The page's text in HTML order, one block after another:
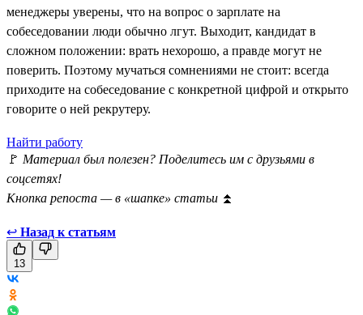
менеджеры уверены, что на вопрос о зарплате на
собеседовании люди обычно лгут. Выходит, кандидат в
сложном положении: врать нехорошо, а правде могут не
поверить. Поэтому мучаться сомнениями не стоит: всегда
приходите на собеседование с конкретной цифрой и открыто
говорите о ней рекрутеру.
Найти работу
🚩 Материал был полезен? Поделитесь им с друзьями в
соцсетях!
Кнопка репоста — в «шапке» статьи ⏫
↩ Назад к статьям
13